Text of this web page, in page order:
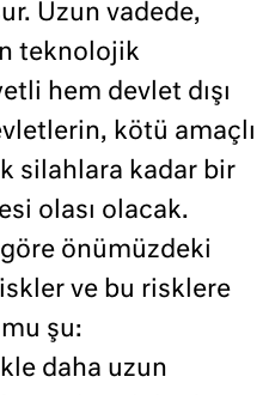
Uzun vadede,
teknolojik
hem devlet dışı
kötü amaçlı
silahlara kadar bir
olası olacak.
önümüzdeki
ve bu risklere
şu:
daha uzun